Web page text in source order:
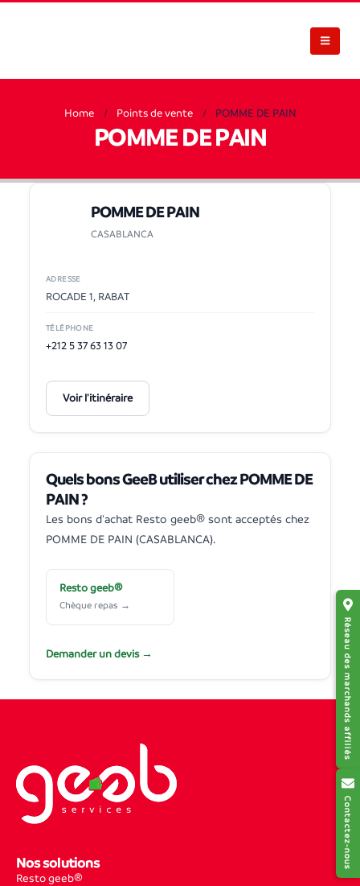
Réseau des marchands affiliés
Contactez-nous
Home Points de vente POMME DE PAIN
POMME DE PAIN
POMME DE PAIN
CASABLANCA
ADRESSE
ROCADE 1, RABAT
TÉLÉPHONE
+212 5 37 63 13 07
Voir l'itinéraire
Quels bons GeeB utiliser chez POMME DE
PAIN ?
Les bons d'achat Resto geeb® sont acceptés chez
POMME DE PAIN (CASABLANCA).
Resto geeb®
Chèque repas →
Demander un devis →
Nos solutions
Resto geeb®